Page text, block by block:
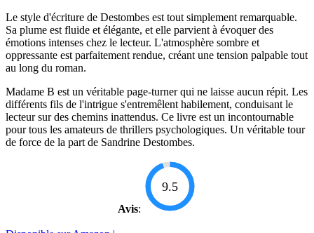
Le style d'écriture de Destombes est tout simplement remarquable.
Sa plume est fluide et élégante, et elle parvient à évoquer des
émotions intenses chez le lecteur. L'atmosphère sombre et
oppressante est parfaitement rendue, créant une tension palpable tout
au long du roman.
Madame B est un véritable page-turner qui ne laisse aucun répit. Les
différents fils de l'intrigue s'entremêlent habilement, conduisant le
lecteur sur des chemins inattendus. Ce livre est un incontournable
pour tous les amateurs de thrillers psychologiques. Un véritable tour
de force de la part de Sandrine Destombes.
Avis:
9.5